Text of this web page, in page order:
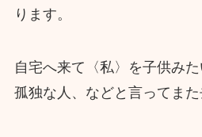
ります。
自宅へ来て〈私〉を子供みた
孤独な人、などと言ってまた